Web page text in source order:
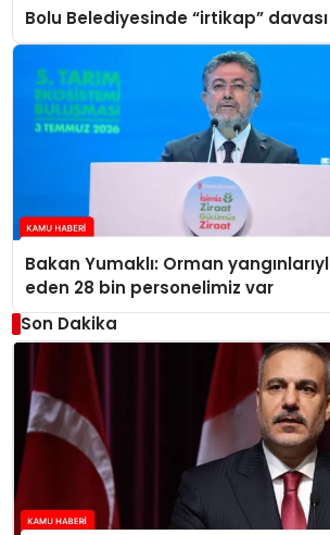
Bolu Belediyesinde “irtikap”
Bakan Yumaklı: Orman
eden 28 bin personelimiz var
Son Dakika